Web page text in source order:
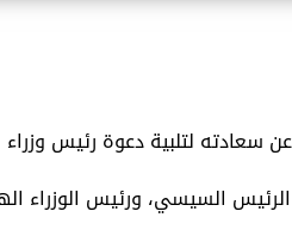
سعادته لتلبية دعوة رئيس وزراء
السيسي، ورئيس الوزراء